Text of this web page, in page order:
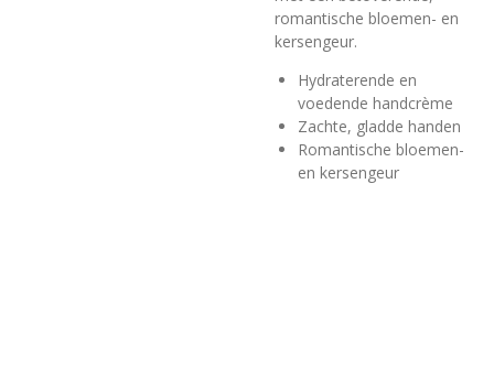
romantische bloemen- en
kersengeur.
Hydraterende en
voedende handcrème
Zachte, gladde handen
Romantische bloemen-
en kersengeur